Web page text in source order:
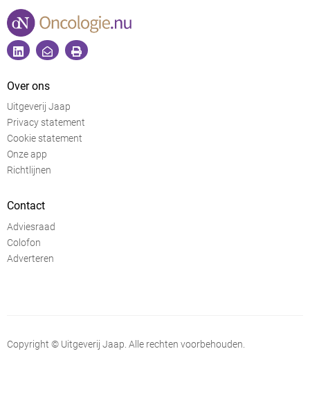
Over ons
Uitgeverij Jaap
Privacy statement
Cookie statement
Onze app
Richtlijnen
Contact
Adviesraad
Colofon
Adverteren
Copyright © Uitgeverij Jaap. Alle rechten voorbehouden.